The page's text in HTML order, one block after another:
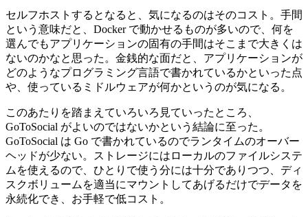
セルフホストするとなると、気になるのはそのコスト。手間
という意味だと、Docker で動かせるものが多いので、何を
選んでもアプリケーションの固有の手間はそこまで大きくは
ないのかなと思った。金銭的な面だと、アプリケーションが
どのようなプログラミング言語で書かれているかといった点
や、使っているミドルウェアが何かというのが気になる。
このあたりを踏まえていろいろ見ていったところ、
GoToSocial がよいのではないかという結論に至った。
GoToSocial は Go で書かれているのでランタイムのオーバー
ヘッドが少ない。ストレージにはローカルのファイルシステ
ムを使えるので、ひとりで使う分には十分でありつつ、ディ
スクボリュームを適当にマウントしてあげるだけでデータを
永続化でき、お手軽で低コスト。